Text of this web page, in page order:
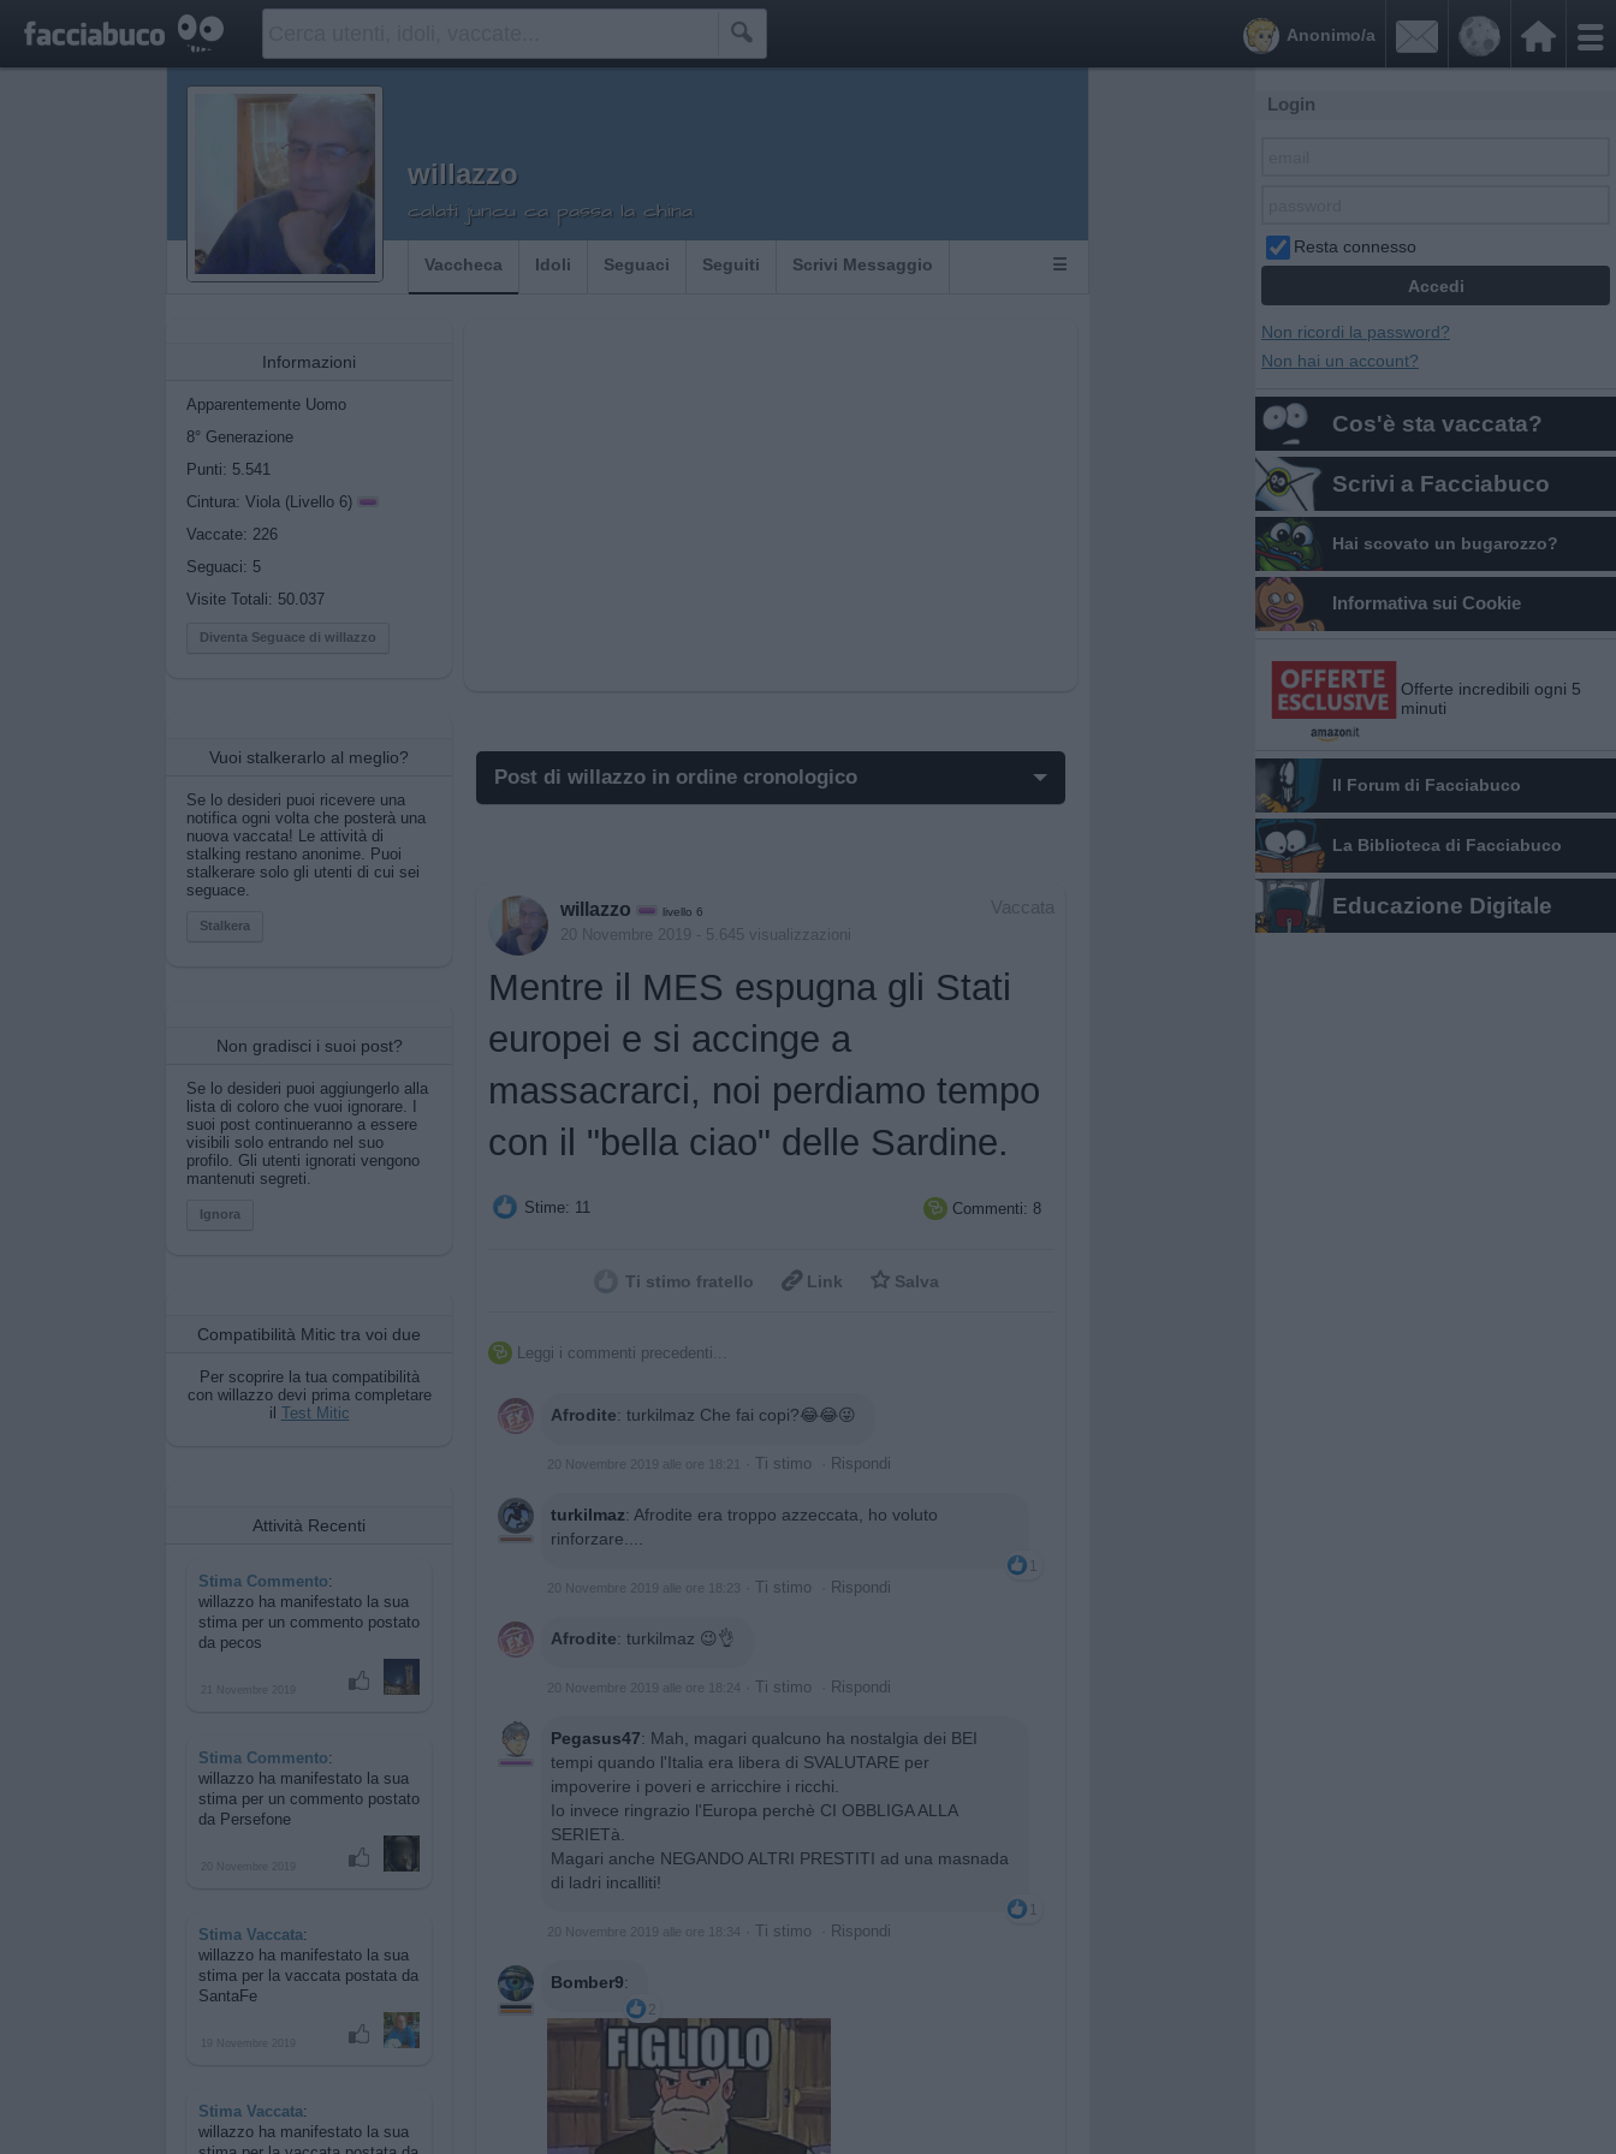
 

Anonimo/a
willazzo
calati juncu ca passa la china
Vaccheca Idoli Seguaci Seguiti Scrivi Messaggio ☰
Informazioni
Apparentemente Uomo
8° Generazione
Punti: 5.541
Cintura: Viola (Livello 6)
Vaccate: 226
Seguaci: 5
Visite Totali: 50.037
Diventa Seguace di willazzo
Vuoi stalkerarlo al meglio?
Se lo desideri puoi ricevere una
notifica ogni volta che posterà una
nuova vaccata! Le attività di
stalking restano anonime. Puoi
stalkerare solo gli utenti di cui sei
seguace.
Stalkera
Non gradisci i suoi post?
Se lo desideri puoi aggiungerlo alla
lista di coloro che vuoi ignorare. I
suoi post continueranno a essere
visibili solo entrando nel suo
profilo. Gli utenti ignorati vengono
mantenuti segreti.
Ignora
Compatibilità Mitic tra voi due
Per scoprire la tua compatibilità
con willazzo devi prima completare
il Test Mitic
Attività Recenti
Stima Commento:
willazzo ha manifestato la sua
stima per un commento postato
da pecos
Stima Commento:
willazzo ha manifestato la sua
stima per un commento postato
da Persefone
Stima Vaccata:
willazzo ha manifestato la sua
stima per la vaccata postata da
SantaFe
Stima Vaccata:
willazzo ha manifestato la sua
Post di willazzo in ordine cronologico
Post in cui hanno evocato willazzo
Post commentati da willazzo
Primi post di willazzo
Vaccata
willazzo livello 6
20 Novembre 2019 - 5.645 visualizzazioni
Mentre il MES espugna gli Stati
europei e si accinge a
massacrarci, noi perdiamo tempo
con il "bella ciao" delle Sardine.
Stime: 11  Commenti: 8
Ti stimo fratello  Link  Salva
 Leggi i commenti precedenti...
Afrodite: turkilmaz Che fai copi?😂😂😜
20 Novembre 2019 alle ore 18:21 Ti stimo Rispondi
turkilmaz: Afrodite era troppo azzeccata, ho voluto
rinforzare....
1
20 Novembre 2019 alle ore 18:23 Ti stimo Rispondi
Afrodite: turkilmaz 😉👌
20 Novembre 2019 alle ore 18:24 Ti stimo Rispondi
Pegasus47: Mah, magari qualcuno ha nostalgia dei BEI
tempi quando l'Italia era libera di SVALUTARE per
impoverire i poveri e arricchire i ricchi.
Io invece ringrazio l'Europa perchè CI OBBLIGA ALLA
SERIETà.
Magari anche NEGANDO ALTRI PRESTITI ad una masnada
di ladri incalliti!
1
20 Novembre 2019 alle ore 18:34 Ti stimo Rispondi
Bomber9:
2
Login
Resta connesso
Non ricordi la password?
Non hai un account?
Cos'è sta vaccata?
Scrivi a Facciabuco
Hai scovato un bugarozzo?
Informativa sui Cookie
Offerte incredibili ogni 5
minuti
Il Forum di Facciabuco
La Biblioteca di Facciabuco
Educazione Digitale